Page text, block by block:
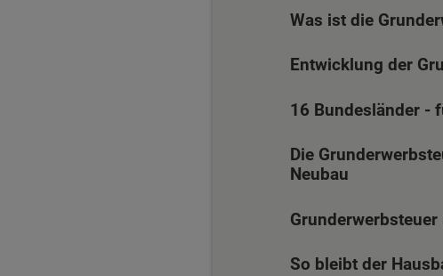
Was ist die
Entwicklung der
16 Bundesländer -
Die
Neubau
So bleibt der